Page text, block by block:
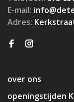
E-mail:
Adres:
over ons
openingstijden